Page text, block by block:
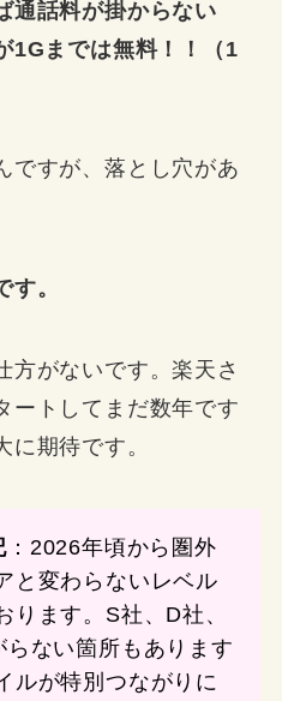
通話料が掛からない
1Gまでは無料！！（1
ですが、落とし穴があ
す。
方がないです。楽天さ
ートしてまだ数年です
期待です。
：2026年頃から圏外
と変わらないレベル
ります。S社、D社、
ない箇所もあります
ルが特別つながりに